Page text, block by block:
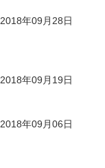
2018年09月28日
2018年09月19日
2018年09月06日